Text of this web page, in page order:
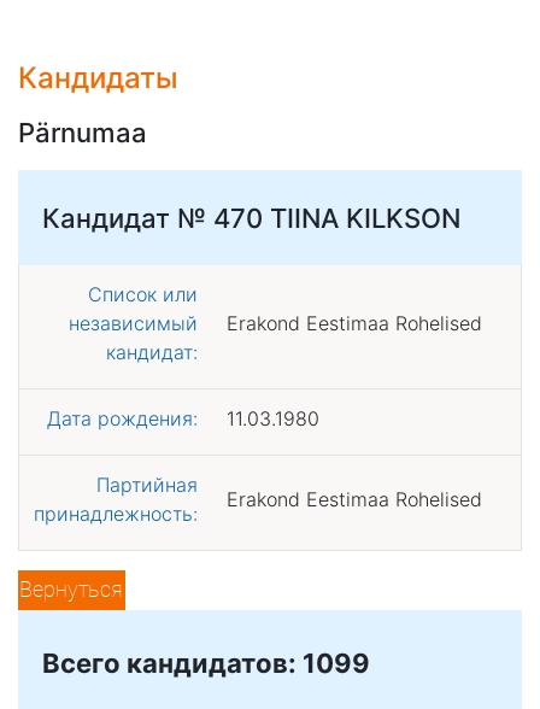
Кандидаты
Pärnumaa
Кандидат № 470 TIINA KILKSON
Список или
независимый
кандидат:
Erakond Eestimaa Rohelised
Дата рождения: 11.03.1980
Партийная
принадлежность:
Erakond Eestimaa Rohelised
Вернуться
Всего кандидатов: 1099